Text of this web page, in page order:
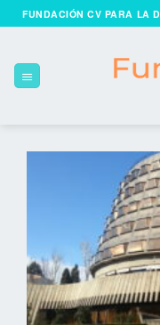
Skip
to
FUNDACIÓN CV PARA LA